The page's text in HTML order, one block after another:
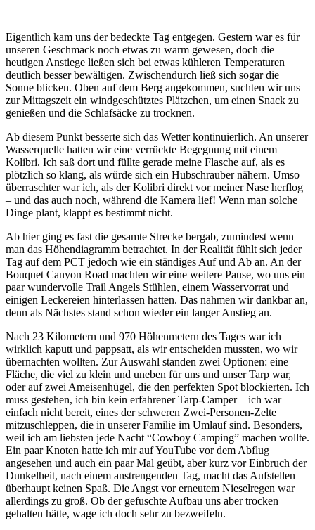
Eigentlich kam uns der bedeckte Tag entgegen. Gestern war es für
unseren Geschmack noch etwas zu warm gewesen, doch die
heutigen Anstiege ließen sich bei etwas kühleren Temperaturen
deutlich besser bewältigen. Zwischendurch ließ sich sogar die
Sonne blicken. Oben auf dem Berg angekommen, suchten wir uns
zur Mittagszeit ein windgeschütztes Plätzchen, um einen Snack zu
genießen und die Schlafsäcke zu trocknen.
Ab diesem Punkt besserte sich das Wetter kontinuierlich. An unserer
Wasserquelle hatten wir eine verrückte Begegnung mit einem
Kolibri. Ich saß dort und füllte gerade meine Flasche auf, als es
plötzlich so klang, als würde sich ein Hubschrauber nähern. Umso
überraschter war ich, als der Kolibri direkt vor meiner Nase herflog
– und das auch noch, während die Kamera lief! Wenn man solche
Dinge plant, klappt es bestimmt nicht.
Ab hier ging es fast die gesamte Strecke bergab, zumindest wenn
man das Höhendiagramm betrachtet. In der Realität fühlt sich jeder
Tag auf dem PCT jedoch wie ein ständiges Auf und Ab an. An der
Bouquet Canyon Road machten wir eine weitere Pause, wo uns ein
paar wundervolle Trail Angels Stühlen, einem Wasservorrat und
einigen Leckereien hinterlassen hatten. Das nahmen wir dankbar an,
denn als Nächstes stand schon wieder ein langer Anstieg an.
Nach 23 Kilometern und 970 Höhenmetern des Tages war ich
wirklich kaputt und pappsatt, als wir entscheiden mussten, wo wir
übernachten wollten. Zur Auswahl standen zwei Optionen: eine
Fläche, die viel zu klein und uneben für uns und unser Tarp war,
oder auf zwei Ameisenhügel, die den perfekten Spot blockierten. Ich
muss gestehen, ich bin kein erfahrener Tarp-Camper – ich war
einfach nicht bereit, eines der schweren Zwei-Personen-Zelte
mitzuschleppen, die in unserer Familie im Umlauf sind. Besonders,
weil ich am liebsten jede Nacht “Cowboy Camping” machen wollte.
Ein paar Knoten hatte ich mir auf YouTube vor dem Abflug
angesehen und auch ein paar Mal geübt, aber kurz vor Einbruch der
Dunkelheit, nach einem anstrengenden Tag, macht das Aufstellen
überhaupt keinen Spaß. Die Angst vor erneutem Nieselregen war
allerdings zu groß. Ob der gefuschte Aufbau uns aber trocken
gehalten hätte, wage ich doch sehr zu bezweifeln.